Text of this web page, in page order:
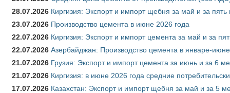
28.07.2026 Киргизия: Экспорт и импорт щебня за май и за
23.07.2026 Производство цемента в июне 2026 года
22.07.2026 Киргизия: Экспорт и импорт цемента за май и за
22.07.2026 Азербайджан: Производство цемента в январе-
21.07.2026 Грузия: Экспорт и импорт цемента за июнь и за 6
21.07.2026 Киргизия: в июне 2026 года средние
17.07.2026 Казахстан: Экспорт и импорт щебня за май и за 5